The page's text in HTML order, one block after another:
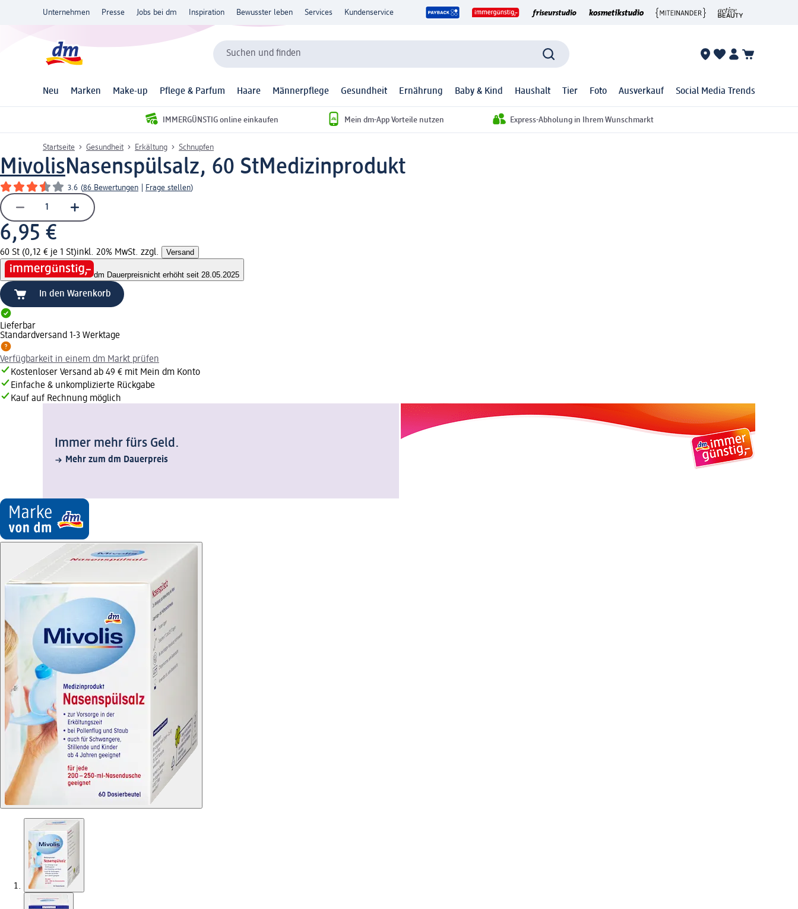
Unternehmen Presse Jobs bei dm Inspiration Bewusster leben Services Kundenservice
Suchen und finden
Neu Marken Make-up Pflege & Parfum Haare Männerpflege Gesundheit Ernährung Baby & Kind Haushalt Tier Foto Ausverkauf Social Media Trends
IMMERGÜNSTIG online einkaufen Mein dm-App Vorteile nutzen Express-Abholung in Ihrem Wunschmarkt
Startseite Gesundheit Erkältung Schnupfen
MivolisNasenspülsalz, 60 StMedizinprodukt
3.6 (86 Bewertungen Frage stellen)
6,95 €
60 St (0,12 € je 1 St)inkl. 20% MwSt. zzgl. Versand
dm Dauerpreisnicht erhöht seit 28.05.2025
In den Warenkorb
Lieferbar
Standardversand 1-3 Werktage
Verfügbarkeit in einem dm Markt prüfen
Kostenloser Versand ab 49 € mit Mein dm Konto
Einfache & unkomplizierte Rückgabe
Kauf auf Rechnung möglich
Immer mehr fürs Geld.
Mehr zum dm Dauerpreis